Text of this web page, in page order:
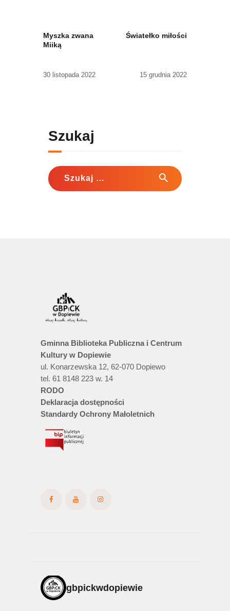
Myszka zwana
Miiką
30 listopada 2022
Światełko miłości
15 grudnia 2022
Szukaj
Szukaj:
Gminna Biblioteka Publiczna i Centrum
Kultury w Dopiewie
ul. Konarzewska 12, 62-070 Dopiewo
tel. 61 8148 223 w. 14
RODO
Deklaracja dostępności
Standardy Ochrony Małoletnich
gbpickwdopiewie